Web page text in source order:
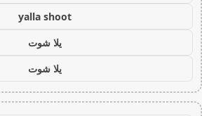
yalla shoot
يلا شوت
يلا شوت